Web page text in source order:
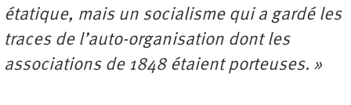
étatique, mais un socialisme qui a gardé les
traces de l’auto-organisation dont les
associations de 1848 étaient porteuses. »